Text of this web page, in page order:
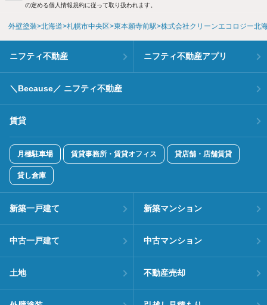
の定める個人情報規約に従って取り扱われます。
外壁塗装 北海道 札幌市中央区 東本願寺前駅 株式会社クリーンエコロジー北
ニフティ不動産 ニフティ不動産アプリ
＼Because／ ニフティ不動産
賃貸
月極駐車場 賃貸事務所・賃貸オフィス 貸店舗・店舗賃貸
貸し倉庫
新築一戸建て 新築マンション
中古一戸建て 中古マンション
土地 不動産売却